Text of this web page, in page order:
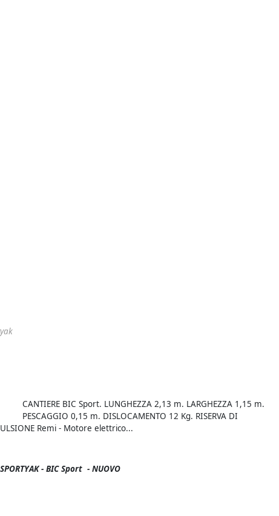
CANTIERE BIC Sport. LUNGHEZZA 2,13 m. LARGHEZZA 1,15 m.
PESCAGGIO 0,15 m. DISLOCAMENTO 12 Kg. RISERVA DI
Remi - Motore elettrico...
SPORTYAK - BIC Sport - NUOVO